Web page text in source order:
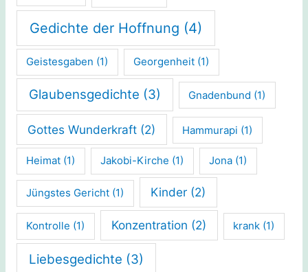
Gedichte der Hoffnung (4)
Geistesgaben (1) Georgenheit (1)
Glaubensgedichte (3) Gnadenbund (1)
Gottes Wunderkraft (2) Hammurapi (1)
Heimat (1) Jakobi-Kirche (1) Jona (1)
Jüngstes Gericht (1) Kinder (2)
Kontrolle (1) Konzentration (2) krank (1)
Liebesgedichte (3)